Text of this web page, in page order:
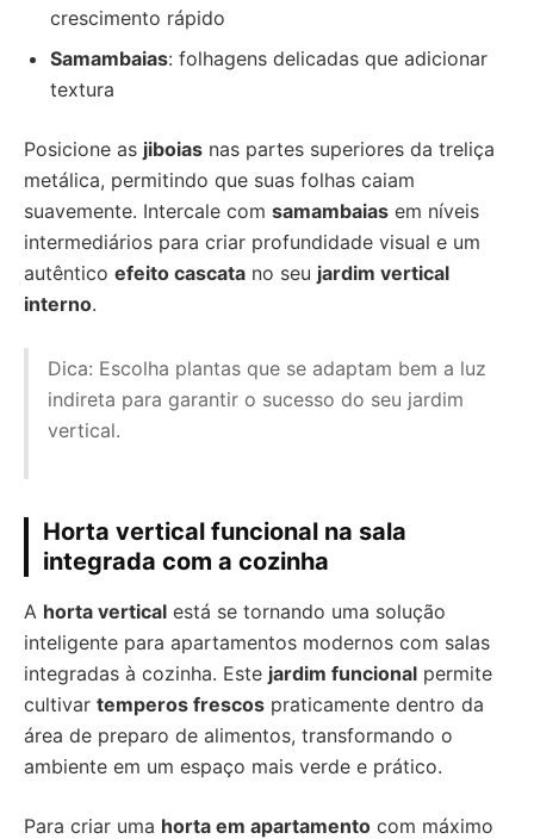
crescimento rápido
Samambaias: folhagens delicadas que adicionar
textura
Posicione as jiboias nas partes superiores da treliça
metálica, permitindo que suas folhas caiam
suavemente. Intercale com samambaias em níveis
intermediários para criar profundidade visual e um
autêntico efeito cascata no seu jardim vertical
interno.
Dica: Escolha plantas que se adaptam bem a luz
indireta para garantir o sucesso do seu jardim
vertical.
Horta vertical funcional na sala
integrada com a cozinha
A horta vertical está se tornando uma solução
inteligente para apartamentos modernos com salas
integradas à cozinha. Este jardim funcional permite
cultivar temperos frescos praticamente dentro da
área de preparo de alimentos, transformando o
ambiente em um espaço mais verde e prático.
Para criar uma horta em apartamento com máximo